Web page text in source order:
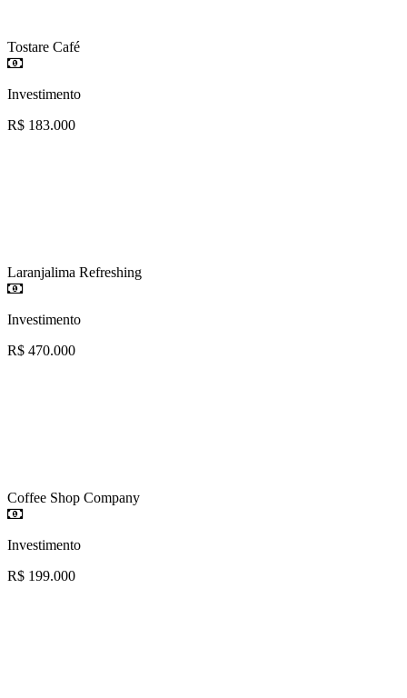
Tostare Café
Investimento
R$ 183.000
Laranjalima Refreshing
Investimento
R$ 470.000
Coffee Shop Company
Investimento
R$ 199.000